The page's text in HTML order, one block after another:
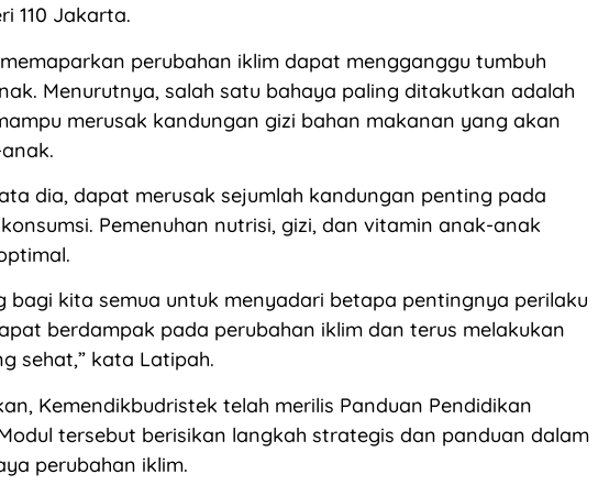
110 Jakarta.
perubahan iklim dapat mengganggu tumbuh
Menurutnya, salah satu bahaya paling ditakutkan adalah
merusak kandungan gizi bahan makanan yang akan
dia, dapat merusak sejumlah kandungan penting pada
Pemenuhan nutrisi, gizi, dan vitamin anak-anak
bagi kita semua untuk menyadari betapa pentingnya perilaku
berdampak pada perubahan iklim dan terus melakukan
sehat,” kata Latipah.
Kemendikbudristek telah merilis Panduan Pendidikan
tersebut berisikan langkah strategis dan panduan dalam
perubahan iklim.